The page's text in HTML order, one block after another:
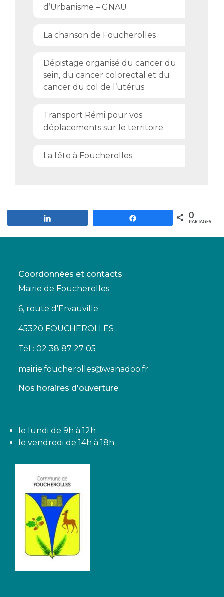
d’Urbanisme – GNAU
La chanson de Foucherolles
Dépistage organisé du cancer du
sein, du cancer colorectal et du
cancer du col de l’utérus
Transport Rémi pour vos
déplacements sur le territoire
La fête à Foucherolles
0
PARTAGES
Coordonnées et contacts
Mairie de Foucherolles
6, route d'Ervauville
45320 FOUCHEROLLES
Tél : 02 38 87 27 05
mairie.foucherolles@wanadoo.fr
Nos horaires d'ouverture
le lundi de 9h à 12h
le vendredi de 14h à 18h